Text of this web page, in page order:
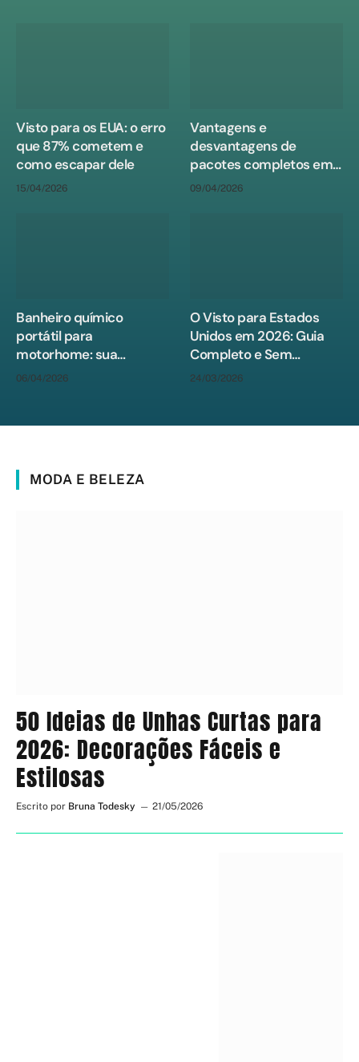
Visto para os EUA: o erro
que 87% cometem e
como escapar dele
15/04/2026
Vantagens e
desvantagens de
pacotes completos em
viagens
09/04/2026
Banheiro químico
portátil para
motorhome: sua
liberdade na estrada
06/04/2026
O Visto para Estados
Unidos em 2026: Guia
Completo e Sem
Complicações
24/03/2026
MODA E BELEZA
50 Ideias de Unhas Curtas para
2026: Decorações Fáceis e
Estilosas
Escrito por Bruna Todesky 21/05/2026